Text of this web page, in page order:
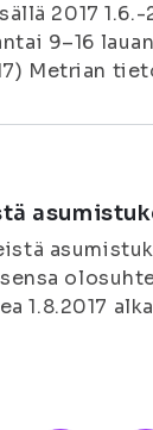
2017
9–16
Metrian
1.8.2017